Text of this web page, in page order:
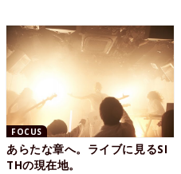
FOCUS
あらたな章へ。ライブに見るSI
THの現在地。